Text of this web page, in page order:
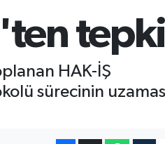
tepki
HAK-İŞ
sürecinin